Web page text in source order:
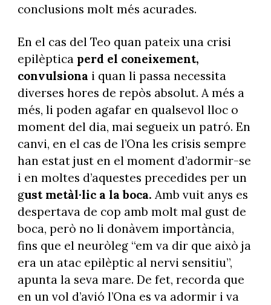
conclusions molt més acurades.
En el cas del Teo quan pateix una crisi
epilèptica perd el coneixement,
convulsiona i quan li passa necessita
diverses hores de repòs absolut. A més a
més, li poden agafar en qualsevol lloc o
moment del dia, mai segueix un patró. En
canvi, en el cas de l’Ona les crisis sempre
han estat just en el moment d’adormir-se
i en moltes d’aquestes precedides per un
gust metàl·lic a la boca. Amb vuit anys es
despertava de cop amb molt mal gust de
boca, però no li donàvem importància,
fins que el neuròleg “em va dir que això ja
era un atac epilèptic al nervi sensitiu”,
apunta la seva mare. De fet, recorda que
en un vol d’avió l’Ona es va adormir i va